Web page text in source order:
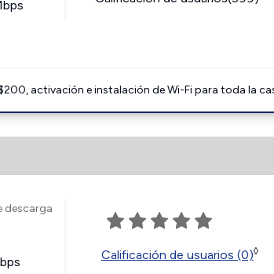
activación e instalación de Wi-Fi para toda la
descarga
Calificación de usuarios (0)◊